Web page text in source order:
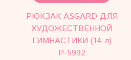
РЮКЗАК ASGARD ДЛЯ
ХУДОЖЕСТВЕННОЙ
ГИМНАСТИКИ (14 л)
Р-5992